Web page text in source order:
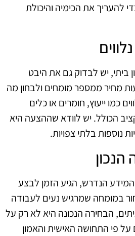
להעריך את הכימיה והיכולת
ביתי, יש לבדוק גם את היבט
מחיר ממספר מומחים ולבחון מה
כמו ייעוץ, חומרים או כלים
הכולל. יש לוודא שההצעה היא
נוספות בלתי צפויות.
הנדרש, הגיע הזמן לבצע
במומחה שמרגיש נעים לעבודה
הבחירה הנכונה היא לא רק על
על פי התחושה האישית והאמון